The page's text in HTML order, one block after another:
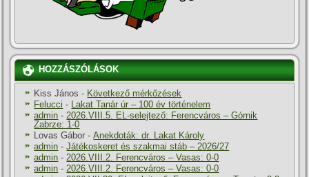
HOZZÁSZÓLÁSOK
Kiss János - Következő mérkőzések
Felucci - Lakat Tanár úr – 100 év történelem
admin -2026.VIII.5. EL-selejtező: Ferencváros – Górnik
Zabrze: 1-0
Lovas Gábor -Anekdoták: dr. Lakat Károly
admin -Játékoskeret és szakmai stáb – 2026/27
admin -2026.VIII.2. Ferencváros – Vasas: 0-0
admin -2026.VIII.2. Ferencváros – Vasas: 0-0